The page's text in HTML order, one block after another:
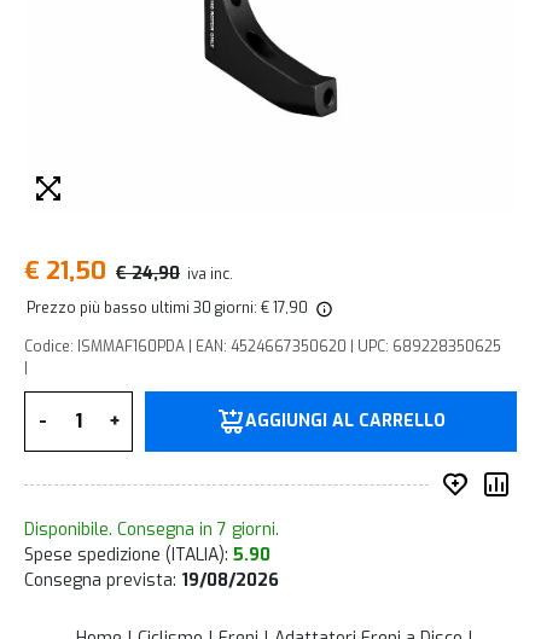
€ 21,50 € 24,90 iva inc.
Prezzo più basso ultimi 30 giorni: € 17,90
Codice: ISMMAF160PDA | EAN: 4524667350620 | UPC: 689228350625
- + AGGIUNGI AL CARRELLO
Disponibile. Consegna in 7 giorni.
Spese spedizione (ITALIA): 5.90
Consegna prevista: 19/08/2026